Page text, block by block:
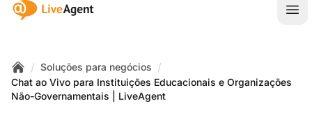
:site.title
Home
/ Soluções para negócios /
Chat ao Vivo para Instituições Educacionais e Organizações
Não-Governamentais | LiveAgent